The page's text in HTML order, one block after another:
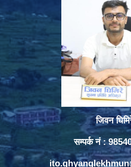
जिवन
सम्पर्क नं :